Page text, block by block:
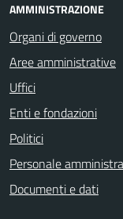
AMMINISTRAZIONE
Organi di governo
Aree amministrative
Uffici
Enti e fondazioni
Politici
Personale
Documenti e dati